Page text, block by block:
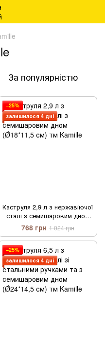
За популярністю
−25%
залишилося 4 дні
Каструля 2,9 л з нержавіючої
сталі з семишаровим дном
(Ǿ18*11,5 см) тм Kamille
768 грн 1 024 грн
−25%
залишилося 4 дні